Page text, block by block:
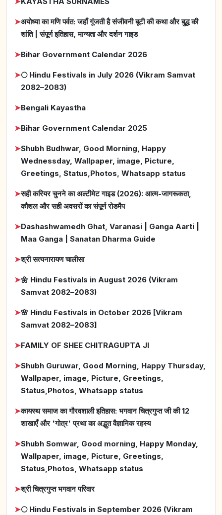
➤अयोध्या का मणि पर्वत: जहाँ गूंजती है संजीवनी बूटी की कथा और बुद्ध की
शांति | संपूर्ण इतिहास, मान्यता और दर्शन गाइड
➤Bihar Government Calendar 2026
➤🌕 Hindu Festivals in July 2026 (Vikram Samvat
2082–2083)
➤Bengali Kayastha
➤Bihar Government Calendar 2025
➤Shubh Budhwar, Good Morning, Happy
Wednessday, Wallpaper, image, Picture,
Greetings, Status,Photos, Whatsapp status
➤सही करियर चुनने का अल्टीमेट गाइड (2026): आत्म-जागरूकता,
कौशल और सही अवसरों का संपूर्ण रोडमैप
➤Dashashwamedh Ghat, Varanasi | Ganga Aarti |
Maa Ganga | Sanatan Dharma Guide
➤श्री सत्यनारायण चालीसा
➤🌼 Hindu Festivals in August 2026 (Vikram
Samvat 2082–2083)
➤🌸 Hindu Festivals in October 2026 [Vikram
Samvat 2082–2083]
➤FAMILY OF SHEE CHITRAGUPTA JI
➤Shubh Guruwar, Good Morning, Happy Thursday,
Wallpaper, image, Picture, Greetings,
Status,Photos, Whatsapp status
➤कायस्थ समाज का गौरवशाली इतिहास: भगवान चित्रगुप्त जी की 12
शाखाएँ और 'गोत्र' प्रथा का अद्भुत वैज्ञानिक रहस्य
➤Shubh Somwar, Good morning, Happy Monday,
Wallpaper, image, Picture, Greetings,
Status,Photos, Whatsapp status
➤श्री चित्रगुप्त भगवान परिवार
➤🌕 Hindu Festivals in September 2026 (Vikram